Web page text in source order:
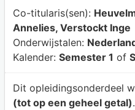
Co-titularis(sen):
Annelies, Verstockt Inge
Onderwijstalen:
Kalender: Semester 1 of
Dit opleidingsonderdeel
(tot op een geheel getal).